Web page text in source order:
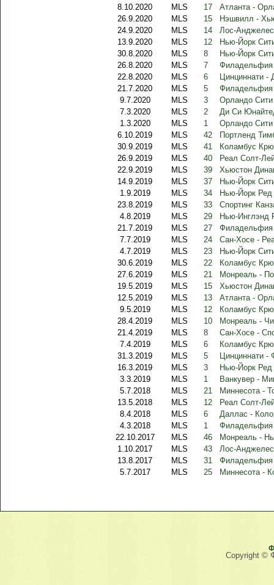
8.10.2020 MLS 17
Атланта -
26.9.2020
MLS 15
Нэшвилл -
24.9.2020
MLS 14
Лос-
13.9.2020
MLS 12
Нью-Йорк
30.8.2020
MLS 8
Нью-Йорк
26.8.2020
MLS 7
22.8.2020
MLS 6
Цинциннати
21.7.2020
MLS 5
9.7.2020
MLS 3
Орландо
7.3.2020
MLS 2
Ди Си
1.3.2020
MLS 1
Орландо
6.10.2019
MLS 42
Портленд
30.9.2019
MLS 41
Коламбус
26.9.2019
MLS 40
Реал Солт-
22.9.2019
MLS 39
Хьюстон
14.9.2019
MLS 37
Нью-Йорк
1.9.2019
MLS 34
Нью-Йорк
23.8.2019
MLS 33
Спортинг
4.8.2019
MLS 29
Нью-Инглэнд
21.7.2019
MLS 27
Филадельфия
7.7.2019
MLS 24
Сан-Хосе -
4.7.2019
MLS 23
Нью-Йорк
30.6.2019
MLS 22
Коламбус
27.6.2019
MLS 21
Монреаль -
19.5.2019
MLS 15
Хьюстон
12.5.2019
MLS 13
Атланта -
9.5.2019
MLS 12
Коламбус
28.4.2019
MLS 10
Монреаль -
21.4.2019
MLS 8
Сан-Хосе -
7.4.2019
MLS 6
Коламбус
31.3.2019
MLS 5
Цинциннати
16.3.2019
MLS 3
Нью-Йорк
3.3.2019
MLS 1
Ванкувер -
5.7.2018
MLS 21
Миннесота -
13.5.2018
MLS 12
Реал Солт-
8.4.2018
MLS 6
Даллас -
4.3.2018
MLS 1
22.10.2017
MLS 46
Монреаль -
1.10.2017
MLS 43
Лос-
13.8.2017
MLS 31
5.7.2017
MLS 25 Миннесота -
Copyright ©